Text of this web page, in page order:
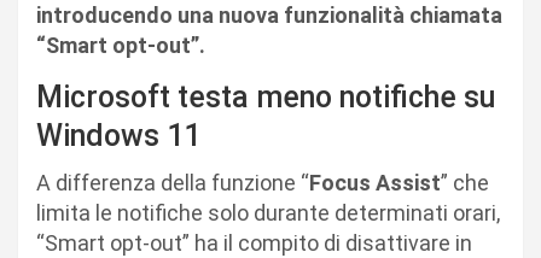
introducendo una nuova funzionalità chiamata
“Smart opt-out”.
Microsoft testa meno notifiche su
Windows 11
A differenza della funzione “Focus Assist” che
limita le notifiche solo durante determinati orari,
“Smart opt-out” ha il compito di disattivare in